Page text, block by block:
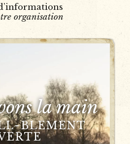
organisation
la main
BLEMENT